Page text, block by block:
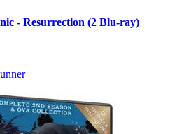
- Resurrection (2 Blu-ray)